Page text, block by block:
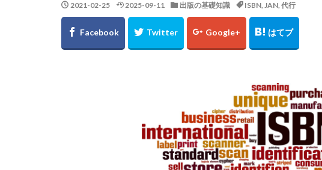
2021-02-25 2025-09-11 出版の基礎知識 ISBN, JAN, 代行